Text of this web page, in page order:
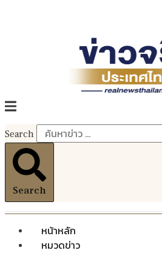
Search
Search
หน้าหลัก
หมวดข่าว